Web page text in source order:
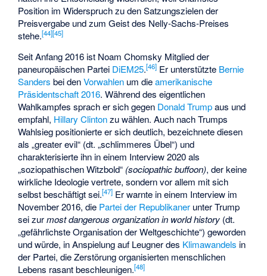
Position im Widerspruch zu den Satzungszielen der
Preisvergabe und zum Geist des Nelly-Sachs-Preises
stehe.[44][45]
Seit Anfang 2016 ist Noam Chomsky Mitglied der
paneuropäischen Partei DiEM25.[46] Er unterstützte Bernie
Sanders bei denVorwahlen um dieamerikanische
Präsidentschaft 2016. Während des eigentlichen
Wahlkampfes sprach er sich gegen Donald Trumpaus und
empfahl, Hillary Clintonzu wählen. Auch nach Trumps
Wahlsieg positionierte er sich deutlich, bezeichnete diesen
als „greater evil“ (dt. „schlimmeres Übel“) und
charakterisierte ihn in einem Interview 2020 als
„soziopathischen Witzbold“ (sociopathic buffoon), der keine
wirkliche Ideologie vertrete, sondern vor allem mit sich
selbst beschäftigt sei.[47] Er warnte in einem Interview im
November 2016, die Partei der Republikaner unter Trump
sei zurmost dangerous organization in world history (dt.
„gefährlichste Organisation der Weltgeschichte“) geworden
und würde, in Anspielung auf Leugner des Klimawandels in
der Partei, die Zerstörung organisierten menschlichen
Lebens rasant beschleunigen.[48]